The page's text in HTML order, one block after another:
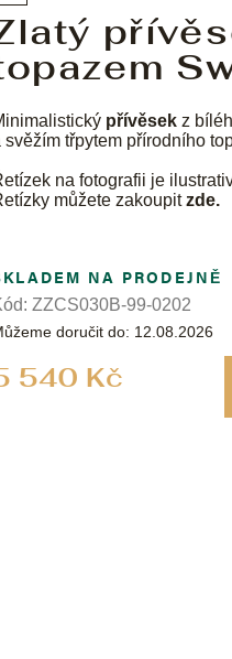
přívěsek z
svěžím třpytem přírodního
na fotografii je
můžete zakoupitzde.
540 Kč
NA PRODEJNĚ
doručit do: 12.08.2026
ZZCS030B-99-0202